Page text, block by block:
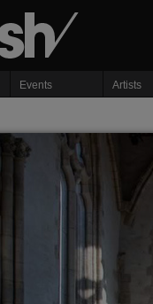
Events Artists